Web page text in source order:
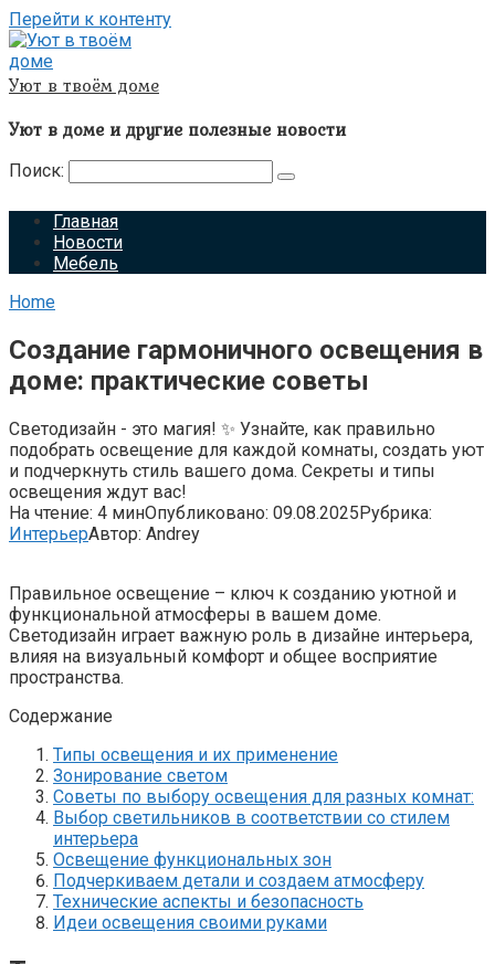
Перейти к контенту
Уют в твоём доме
Уют в доме и другие полезные новости
Поиск:
Главная
Новости
Мебель
Home
Создание гармоничного освещения в
доме: практические советы
Светодизайн - это магия! ✨ Узнайте, как правильно
подобрать освещение для каждой комнаты, создать уют
и подчеркнуть стиль вашего дома. Секреты и типы
освещения ждут вас!
На чтение: 4 минОпубликовано: 09.08.2025Рубрика:
ИнтерьерАвтор: Andrey
Правильное освещение – ключ к созданию уютной и
функциональной атмосферы в вашем доме.
Светодизайн играет важную роль в дизайне интерьера‚
влияя на визуальный комфорт и общее восприятие
пространства.
Содержание
Типы освещения и их применение
Зонирование светом
Советы по выбору освещения для разных комнат:
Выбор светильников в соответствии со стилем
интерьера
Освещение функциональных зон
Подчеркиваем детали и создаем атмосферу
Технические аспекты и безопасность
Идеи освещения своими руками